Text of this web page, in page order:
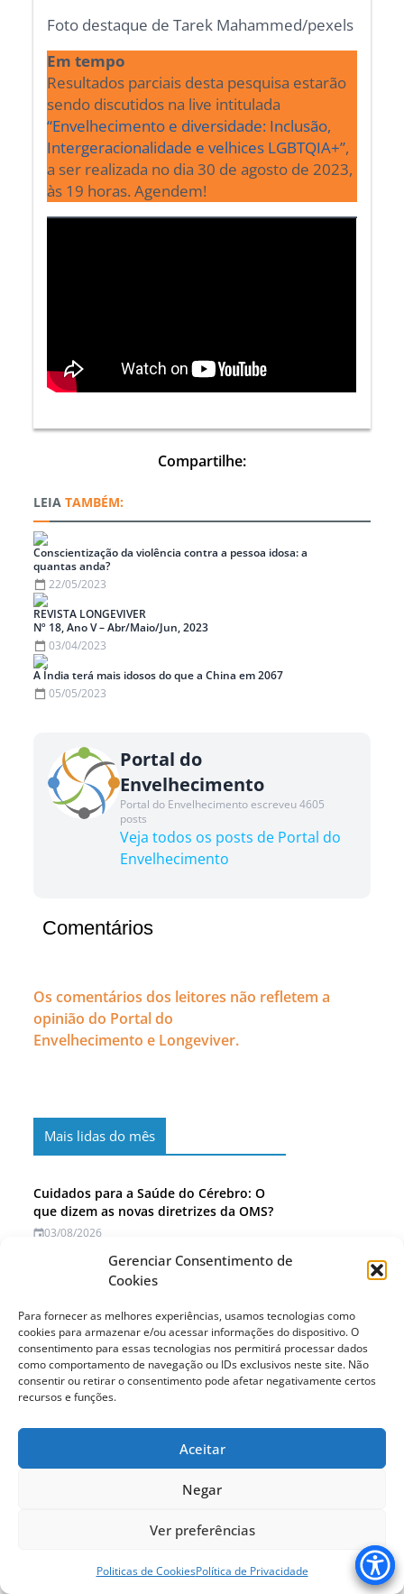
Gerenciar Consentimento de
Cookies
Para fornecer as melhores experiências, usamos tecnologias como
cookies para armazenar e/ou acessar informações do dispositivo. O
consentimento para essas tecnologias nos permitirá processar dados
como comportamento de navegação ou IDs exclusivos neste site. Não
consentir ou retirar o consentimento pode afetar negativamente certos
recursos e funções.
Aceitar
Negar
Ver preferências
Politicas de CookiesPolítica de Privacidade
Foto destaque de Tarek Mahammed/pexels
Em tempo
Resultados parciais desta pesquisa estarão
sendo discutidos na live intitulada
“Envelhecimento e diversidade: Inclusão,
Intergeracionalidade e velhices LGBTQIA+”,
a ser realizada no dia 30 de agosto de 2023,
às 19 horas. Agendem!
Compartilhe:
TAMBÉM:
Conscientização da violência contra a pessoa idosa: a
quantas anda?
22/05/2023
REVISTA LONGEVIVER
Nº 18, Ano V – Abr/Maio/Jun, 2023
03/04/2023
A Índia terá mais idosos do que a China em 2067
05/05/2023
Portal do
Envelhecimento
Portal do Envelhecimento escreveu 4605
posts
Veja todos os posts de Portal do
Envelhecimento
Comentários
Os comentários dos leitores não refletem a
opinião do Portal do
Envelhecimento e Longeviver.
Mais lidas do mês
Cuidados para a Saúde do Cérebro: O
que dizem as novas diretrizes da OMS?
03/08/2026
A última palavra é dela
Letramento digital da pessoa idosa, uma
questão de cidadania
05/08/2026